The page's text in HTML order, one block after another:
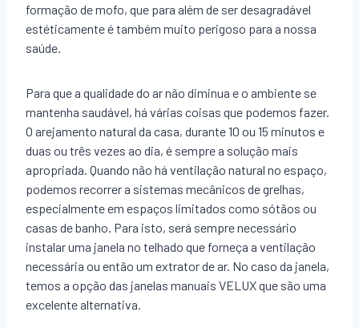
formação de mofo, que para além de ser desagradável
estéticamente é também muito perigoso para a nossa
saúde.
Para que a qualidade do ar não diminua e o ambiente se
mantenha saudável, há várias coisas que podemos fazer.
O arejamento natural da casa, durante 10 ou 15 minutos e
duas ou três vezes ao dia, é sempre a solução mais
apropriada. Quando não há ventilação natural no espaço,
podemos recorrer a sistemas mecânicos de grelhas,
especialmente em espaços limitados como sótãos ou
casas de banho. Para isto, será sempre necessário
instalar uma janela no telhado que forneça a ventilação
necessária ou então um extrator de ar. No caso da janela,
temos a opção das janelas manuais VELUX que são uma
excelente alternativa.